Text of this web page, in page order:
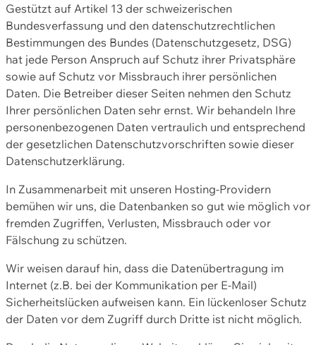
Gestützt auf Artikel 13 der schweizerischen
Bundesverfassung und den datenschutzrechtlichen
Bestimmungen des Bundes (Datenschutzgesetz, DSG)
hat jede Person Anspruch auf Schutz ihrer Privatsphäre
sowie auf Schutz vor Missbrauch ihrer persönlichen
Daten. Die Betreiber dieser Seiten nehmen den Schutz
Ihrer persönlichen Daten sehr ernst. Wir behandeln Ihre
personenbezogenen Daten vertraulich und entsprechend
der gesetzlichen Datenschutzvorschriften sowie dieser
Datenschutzerklärung.
In Zusammenarbeit mit unseren Hosting-Providern
bemühen wir uns, die Datenbanken so gut wie möglich vor
fremden Zugriffen, Verlusten, Missbrauch oder vor
Fälschung zu schützen.
Wir weisen darauf hin, dass die Datenübertragung im
Internet (z.B. bei der Kommunikation per E-Mail)
Sicherheitslücken aufweisen kann. Ein lückenloser Schutz
der Daten vor dem Zugriff durch Dritte ist nicht möglich.